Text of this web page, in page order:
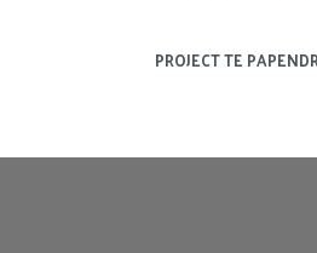
PROJECT TE